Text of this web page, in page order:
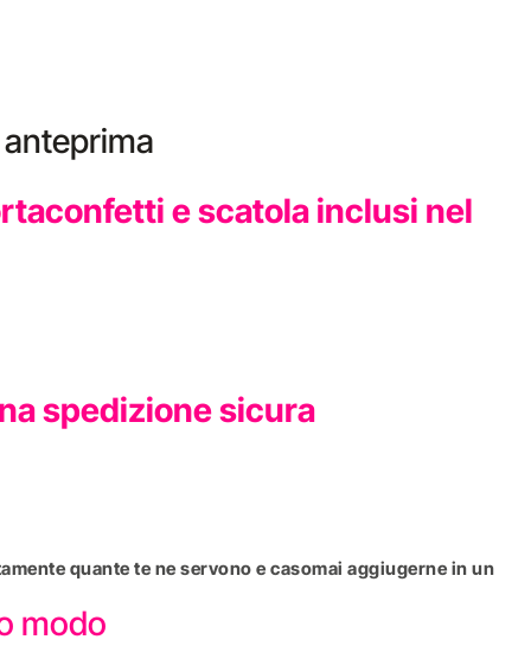
e scatola inclusi nel
spedizione sicura
quante te ne servono e casomai aggiugerne in un
modo